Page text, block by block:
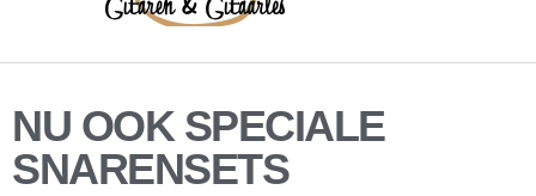
NU OOK SPECIALE
SNARENSETS